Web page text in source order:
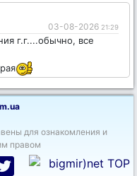
03-08-2026 21:29
г.г....обычно, все
для ознакомления и
правом